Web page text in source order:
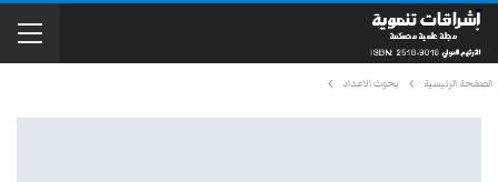
الصفحة الرئيسية بحوث الاعداد